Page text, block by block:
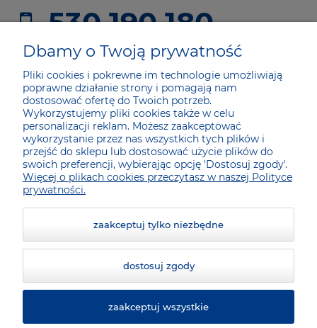
530 190 180
sklep@he24.pl
JAK KUPOWAĆ
DLA KUPUJĄCYCH
SOCIAL MEDIA
Dbamy o Twoją prywatność
Pliki cookies i pokrewne im technologie umożliwiają
poprawne działanie strony i pomagają nam
dostosować ofertę do Twoich potrzeb.
Wykorzystujemy pliki cookies także w celu
personalizacji reklam. Możesz zaakceptować
wykorzystanie przez nas wszystkich tych plików i
przejść do sklepu lub dostosować użycie plików do
swoich preferencji, wybierając opcję 'Dostosuj zgody'.
Więcej o plikach cookies przeczytasz w naszej Polityce
prywatności.
zaakceptuj tylko niezbędne
dostosuj zgody
zaakceptuj wszystkie